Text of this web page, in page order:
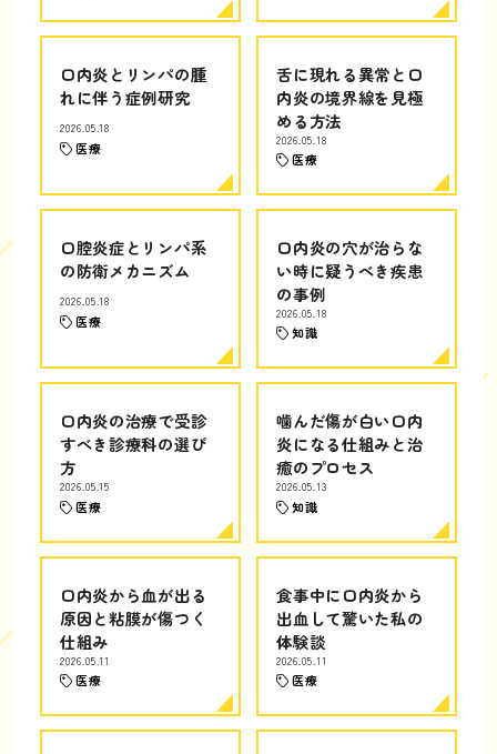
口内炎とリンパの腫
れに伴う症例研究
2026.05.18
医療
舌に現れる異常と口
内炎の境界線を見極
める方法
2026.05.18
医療
口腔炎症とリンパ系
の防衛メカニズム
2026.05.18
医療
口内炎の穴が治らな
い時に疑うべき疾患
の事例
2026.05.18
知識
口内炎の治療で受診
すべき診療科の選び
方
2026.05.15
医療
噛んだ傷が白い口内
炎になる仕組みと治
癒のプロセス
2026.05.13
知識
口内炎から血が出る
原因と粘膜が傷つく
仕組み
2026.05.11
医療
食事中に口内炎から
出血して驚いた私の
体験談
2026.05.11
医療